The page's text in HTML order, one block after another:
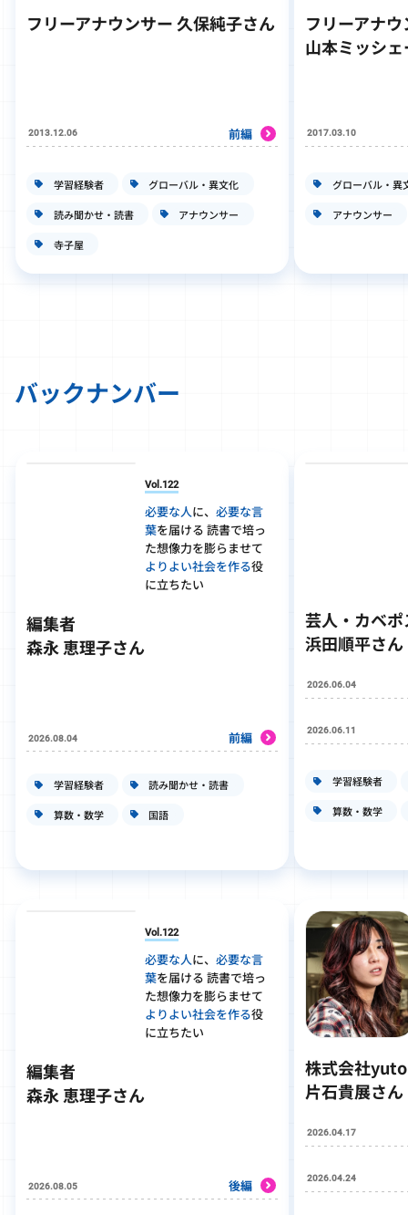
フリーアナウンサー 久保純子さん
2013.12.06 前編
学習経験者 グローバル・異文化
読み聞かせ・読書 アナウンサー
寺子屋
フリーアナ
山本ミッシ
2017.03.10
グローバル・異
アナウンサー
バックナンバー
Vol.122
必要な人に、 必要な言
葉を届ける 読書で培っ
た想像力を膨らませて
よりよい社会を作る役
に立ちたい
編集者
森永 恵理子さん
2026.08.04 前編
学習経験者 読み聞かせ・読書
算数・数学 国語
Vol.122
必要な人に、 必要な言
葉を届ける 読書で培っ
た想像力を膨らませて
よりよい社会を作る役
に立ちたい
編集者
森永 恵理子さん
2026.08.05 後編
芸人・カベ
浜田順平さん
2026.06.04
2026.06.11
学習経験者
算数・数学
株式会社
片石貴展さん
2026.04.17
2026.04.24